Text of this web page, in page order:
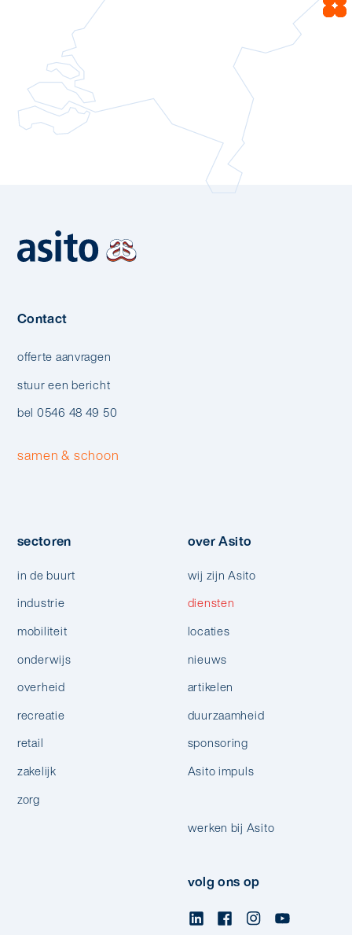
Contact
offerte aanvragen
stuur een bericht
bel 0546 48 49 50
samen & schoon
sectoren
in de buurt
industrie
mobiliteit
onderwijs
overheid
recreatie
retail
zakelijk
zorg
over Asito
wij zijn Asito
diensten
locaties
nieuws
artikelen
duurzaamheid
sponsoring
Asito impuls
werken bij Asito
volg ons op